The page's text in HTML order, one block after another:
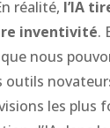
réalité, l’IA
inventivité.
nous
outils
les plus